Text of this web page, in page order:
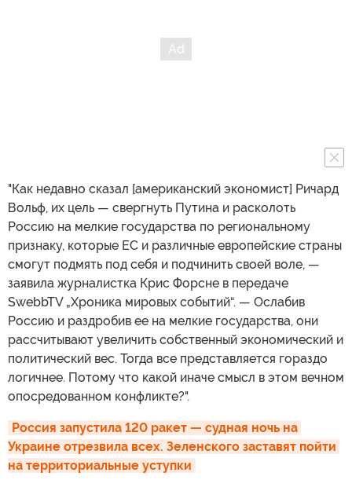
"Как недавно сказал [американский экономист] Ричард
Вольф, их цель — свергнуть Путина и расколоть
Россию на мелкие государства по региональному
признаку, которые ЕС и различные европейские страны
смогут подмять под себя и подчинить своей воле, —
заявила журналистка Крис Форсне в передаче
SwebbTV „Хроника мировых событий“. — Ослабив
Россию и раздробив ее на мелкие государства, они
рассчитывают увеличить собственный экономический и
политический вес. Тогда все представляется гораздо
логичнее. Потому что какой иначе смысл в этом вечном
опосредованном конфликте?".
Россия запустила 120 ракет — судная ночь на
Украине отрезвила всех. Зеленского заставят пойти
на территориальные уступки